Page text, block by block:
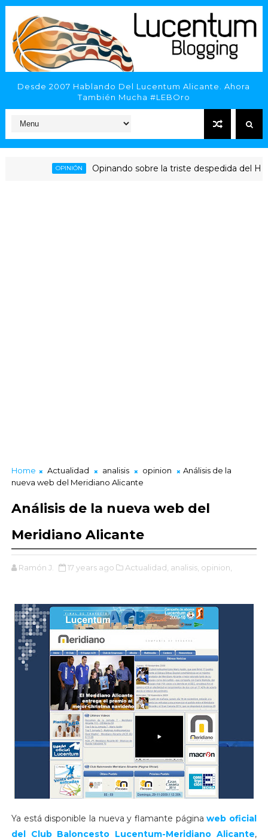
Desde 2007 Hablando Del Lucentum Alicante. Ahora
También Mucha #LEBOro
Opinando sobre la triste despedida del HLA
Home Actualidad analisis opinion
Análisis de la
nueva web del Meridiano Alicante
Análisis de la nueva web del
Meridiano Alicante
Ramón J. 17 years ago Actualidad, analisis, opinion,
Ya está disponible la nueva y flamante páginaweb oficial
del Club Baloncesto Lucentum-Meridiano Alicante,